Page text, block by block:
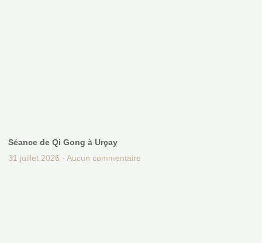
Séance de Qi Gong à Urçay
31 juillet 2026
Aucun commentaire